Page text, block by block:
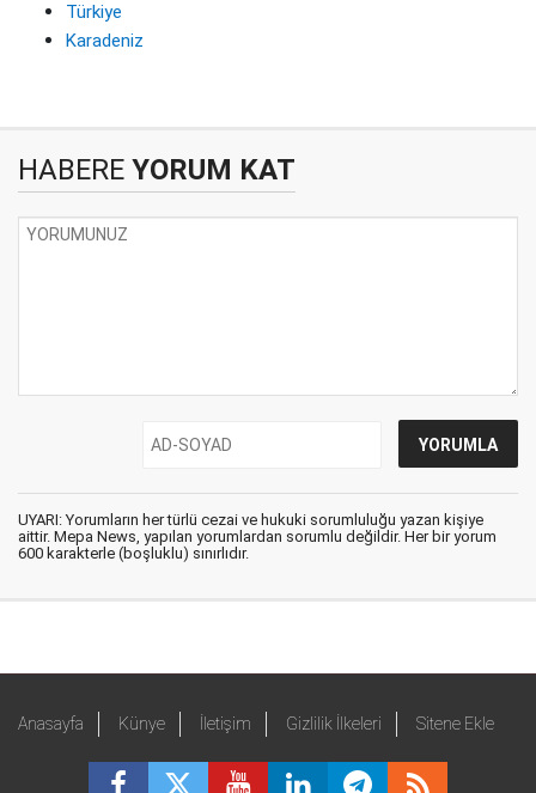
Türkiye
Karadeniz
HABERE YORUM KAT
UYARI: Yorumların her türlü cezai ve hukuki sorumluluğu yazan kişiye
aittir. Mepa News, yapılan yorumlardan sorumlu değildir. Her bir yorum
600 karakterle (boşluklu) sınırlıdır.
Anasayfa Künye İletişim Gizlilik İlkeleri Sitene Ekle